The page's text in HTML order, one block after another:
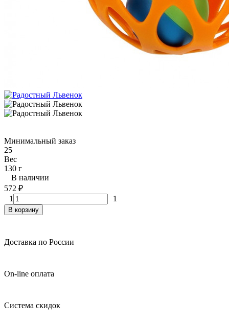
Минимальный заказ
25
Вес
130 г
В наличии
572 ₽
1
1
В корзину
Доставка по России
On-line оплата
Система скидок